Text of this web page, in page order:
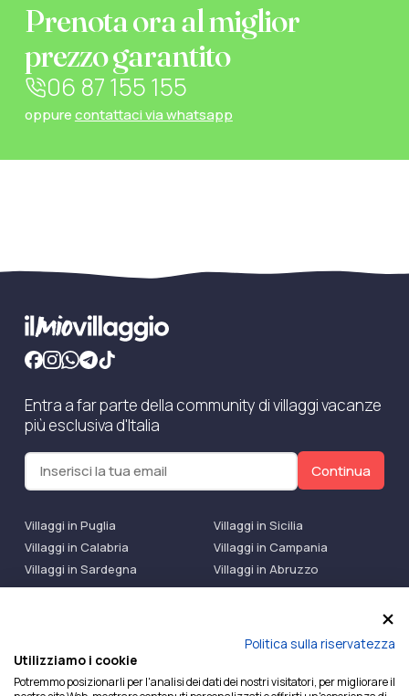
Prenota ora al miglior
prezzo garantito
06 87 155 155
oppurecontattaci via whatsapp
Entra a far parte della community di villaggi vacanze
più esclusiva d'Italia
Continua
Villaggi in Puglia
Villaggi in Sicilia
Villaggi in Calabria
Villaggi in Campania
Villaggi in Sardegna
Villaggi in Abruzzo
Villaggi Bluserena
Villaggi TH Resort
Ilmiovillaggio è un marchio di Ekiwi S.r.l.
Politica sulla riservatezza
Utilizziamo i cookie
Potremmo posizionarli per l'analisi dei dati dei nostri visitatori, per migliorare il